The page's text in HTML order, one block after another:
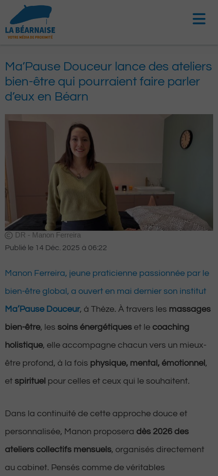
contenu
Ma’Pause Douceur lance des ateliers
bien-être qui pourraient faire parler
d’eux en Béarn
DR - Manon Ferreira
Publié le 14 Déc. 2025 à 06:22
Manon Ferreira, jeune praticienne passionnée par le
bien-être global, a ouvert en mai dernier son institut
Ma’Pause Douceur, à Thèze. À travers les massages
bien-être, les soins énergétiques et le coaching
holistique, elle accompagne chacun vers un mieux-
être profond, à la fois physique, mental, émotionnel ,
et spirituel pour celles et ceux qui le souhaitent.
Dans la continuité de cette approche douce et
personnalisée, Manon proposera dès 2026 des
ateliers collectifs mensuels, organisés directement
au cabinet. Pensés comme de véritables